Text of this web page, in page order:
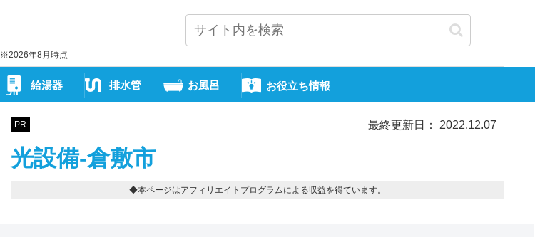
※2026年8月時点
給湯器 排水管 お風呂 お役立ち情報
PR 最終更新日： 2022.12.07
光設備-倉敷市
◆本ページはアフィリエイトプログラムによる収益を得ています。